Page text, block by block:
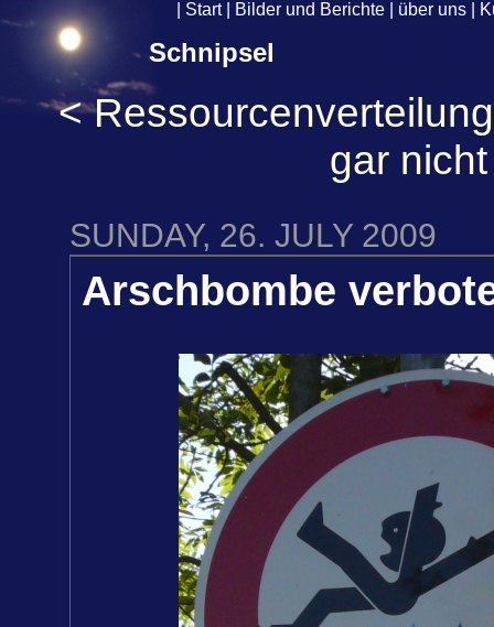
Start| Bilder und Berichte über uns
Schnipsel
< Ressourcenverteilung
gar nicht
SUNDAY, 26. JULY 2009
Arschbombe